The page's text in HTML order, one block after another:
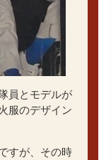
員とモデルが
服のデザイン
すが、その時